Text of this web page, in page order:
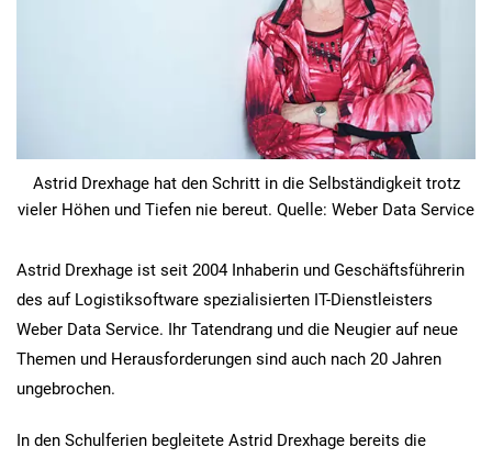
Astrid Drexhage hat den Schritt in die Selbständigkeit trotz
vieler Höhen und Tiefen nie bereut. Quelle: Weber Data Service
Astrid Drexhage ist seit 2004 Inhaberin und Geschäftsführerin
des auf Logistiksoftware spezialisierten IT-Dienstleisters
Weber Data Service. Ihr Tatendrang und die Neugier auf neue
Themen und Herausforderungen sind auch nach 20 Jahren
ungebrochen.
In den Schulferien begleitete Astrid Drexhage bereits die